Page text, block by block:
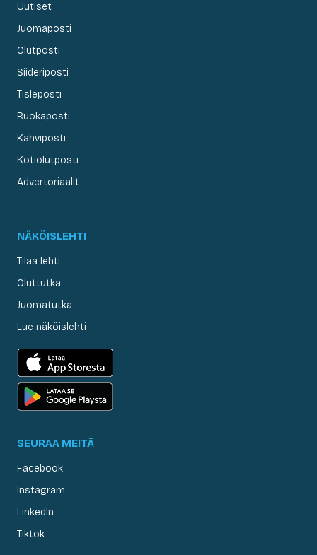
Uutiset
Juomaposti
Olutposti
Siideriposti
Tisleposti
Ruokaposti
Kahviposti
Kotiolutposti
Advertoriaalit
NÄKÖISLEHTI
Tilaa lehti
Oluttutka
Juomatutka
Lue näköislehti
SEURAA MEITÄ
Facebook
Instagram
LinkedIn
Tiktok